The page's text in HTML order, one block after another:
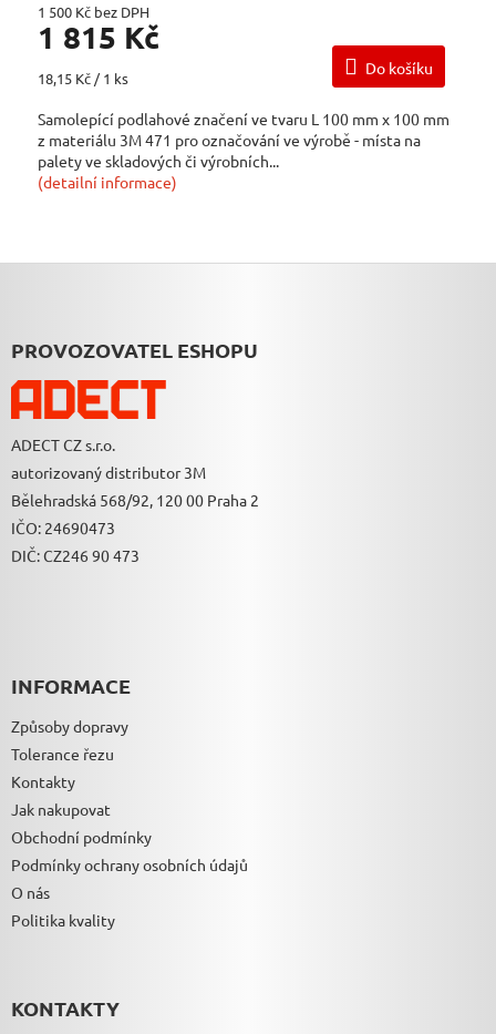
1 500 Kč bez DPH
1 815 Kč
Měrná
18,15 Kč / 1 ks
Do košíku
Samolepící podlahové značení ve tvaru L 100 mm x 100 mm
z materiálu 3M 471 pro označování ve výrobě - místa na
palety ve skladových či výrobních...
(detailní informace)
APROVOZOVATEL ESHOPU
ADECT CZ s.r.o.
autorizovaný distributor 3M
Bělehradská 568/92, 120 00 Praha 2
IČO: 24690473
DIČ: CZ246 90 473
INFORMACE
Způsoby dopravy
Tolerance řezu
Kontakty
Jak nakupovat
Obchodní podmínky
Podmínky ochrany osobních údajů
O nás
Politika kvality
KONTAKTY